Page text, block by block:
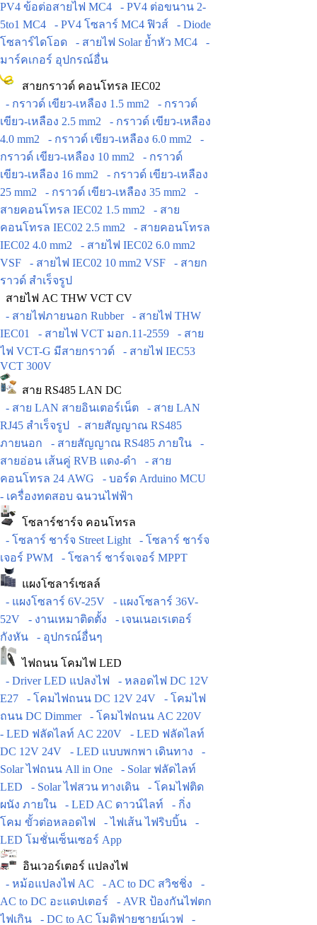
PV4 ข้อต่อสายไฟ MC4
- PV4 ต่อขนาน 2-
5to1 MC4
- PV4 โซลาร์ MC4 ฟิวส์
- Diode
โซลาร์ไดโอด
- สายไฟ Solar ย้ำหัว MC4
-
มาร์คเกอร์ อุปกรณ์อื่น
สายกราวด์ คอนโทรล IEC02
- กราวด์ เขียว-เหลือง 1.5 mm2
- กราวด์
เขียว-เหลือง 2.5 mm2
- กราวด์ เขียว-เหลือง
4.0 mm2
- กราวด์ เขียว-เหลือง 6.0 mm2
-
กราวด์ เขียว-เหลือง 10 mm2
- กราวด์
เขียว-เหลือง 16 mm2
- กราวด์ เขียว-เหลือง
25 mm2
- กราวด์ เขียว-เหลือง 35 mm2
-
สายคอนโทรล IEC02 1.5 mm2
- สาย
คอนโทรล IEC02 2.5 mm2
- สายคอนโทรล
IEC02 4.0 mm2
- สายไฟ IEC02 6.0 mm2
VSF
- สายไฟ IEC02 10 mm2 VSF
- สายก
ราวด์ สำเร็จรูป
สายไฟ AC THW VCT CV
- สายไฟภายนอก Rubber
- สายไฟ THW
IEC01
- สายไฟ VCT มอก.11-2559
- สาย
ไฟ VCT-G มีสายกราวด์
- สายไฟ IEC53
VCT 300V
สาย RS485 LAN DC
- สาย LAN สายอินเตอร์เน็ต
- สาย LAN
RJ45 สำเร็จรูป
- สายสัญญาณ RS485
ภายนอก
- สายสัญญาณ RS485 ภายใน
-
สายอ่อน เส้นคู่ RVB แดง-ดำ
- สาย
คอนโทรล 24 AWG
- บอร์ด Arduino MCU
- เครื่องทดสอบ ฉนวนไฟฟ้า
โซลาร์ชาร์จ คอนโทรล
- โซลาร์ ชาร์จ Street Light
- โซลาร์ ชาร์จ
เจอร์ PWM
- โซลาร์ ชาร์จเจอร์ MPPT
แผงโซลาร์เซลล์
- แผงโซลาร์ 6V-25V
- แผงโซลาร์ 36V-
52V
- งานเหมาติดตั้ง
- เจนเนอเรเตอร์
กังหัน
- อุปกรณ์อื่นๆ
ไฟถนน โคมไฟ LED
- Driver LED แปลงไฟ
- หลอดไฟ DC 12V
E27
- โคมไฟถนน DC 12V 24V
- โคมไฟ
ถนน DC Dimmer
- โคมไฟถนน AC 220V
- LED ฟลัดไลท์ AC 220V
- LED ฟลัดไลท์
DC 12V 24V
- LED แบบพกพา เดินทาง
-
Solar ไฟถนน All in One
- Solar ฟลัดไลท์
LED
- Solar ไฟสวน ทางเดิน
- โคมไฟติด
ผนัง ภายใน
- LED AC ดาวน์ไลท์
- กิ่ง
โคม ขั้วต่อหลอดไฟ
- ไฟเส้น ไฟริบบิ้น
-
LED โมชั่นเซ็นเซอร์ App
อินเวอร์เตอร์ แปลงไฟ
- หม้อแปลงไฟ AC
- AC to DC สวิชชิ่ง
-
AC to DC อะแดปเตอร์
- AVR ป้องกันไฟตก
ไฟเกิน
- DC to AC โมดิฟายชายน์เวฟ -